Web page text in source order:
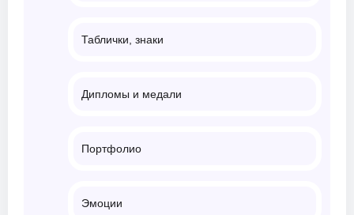
Таблички, знаки
Дипломы и медали
Портфолио
Эмоции